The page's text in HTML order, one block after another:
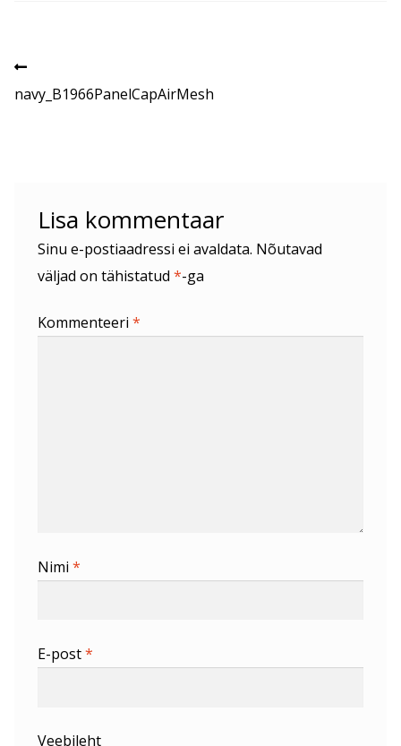
Navigeerimine
postitus:
navy_B1966PanelCapAirMesh
Lisa kommentaar
Sinu e-postiaadressi ei avaldata. Nõutavad
väljad on tähistatud *-ga
Kommenteeri *
Nimi *
E-post*
Veebileht